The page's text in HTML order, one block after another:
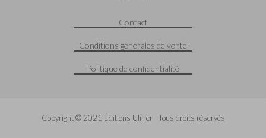
Contact
Conditions générales de vente
Politique de confidentialité
Copyright © 2021 Éditions Ulmer - Tous droits réservés